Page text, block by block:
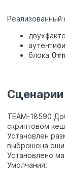
Реализованный
блока
Сценарии
TEAM-18590
скриптовом
Установлен
выброшена
Установлено
Умолчания: